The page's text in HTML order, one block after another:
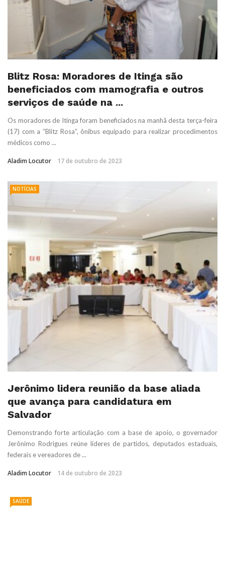
Blitz Rosa: Moradores de Itinga são
beneficiados com mamografia e outros
serviços de saúde na ...
Os moradores de Itinga foram beneficiados na manhã desta terça-feira
(17) com a “Blitz Rosa”, ônibus equipado para realizar procedimentos
médicos como ...
Aladim Locutor 17 de outubro de 2023
NOTÍCIAS
Jerônimo lidera reunião da base aliada
que avança para candidatura em
Salvador
Demonstrando forte articulação com a base de apoio, o governador
Jerônimo Rodrigues reúne líderes de partidos, deputados estaduais,
federais e vereadores de ...
Aladim Locutor 14 de outubro de 2023
SAÚDE